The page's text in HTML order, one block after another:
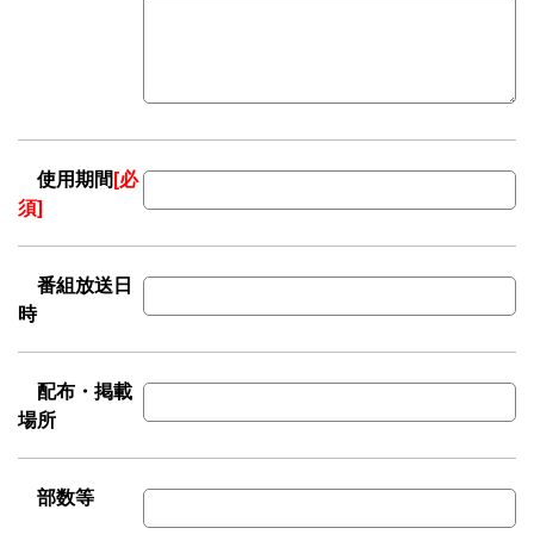
使用期間[必
須]
番組放送日
時
配布・掲載
場所
部数等